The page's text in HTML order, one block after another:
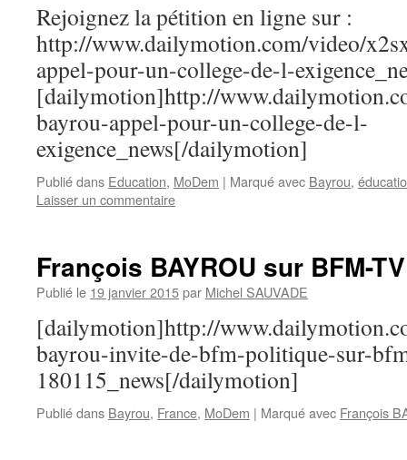
Rejoignez la pétition en ligne sur :
http://www.dailymotion.com/video/
appel-pour-un-college-de-l-
[dailymotion]http://
bayrou-appel-pour-un-college-de-l-
exigence_news[/dailymotion]
Publié dans Education, MoDem | Marqué avec Bayrou,
Laisser un commentaire
François BAYROU sur BFM-TV
Publié le 19 janvier 2015par Michel SAUVADE
[dailymotion]http://
bayrou-invite-de-bfm-politique-sur-
180115_news[/dailymotion]
Publié dans Bayrou, France, MoDem | Marqué avec François